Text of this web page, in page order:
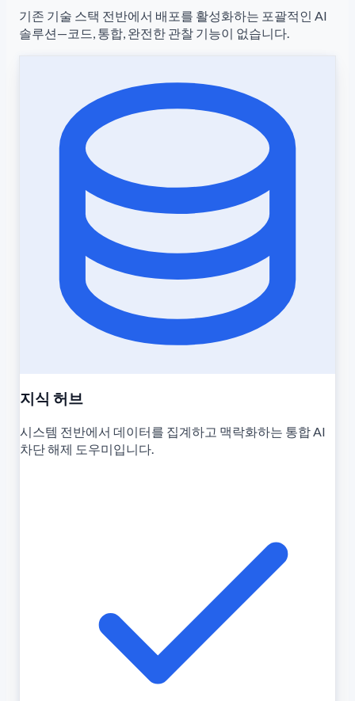
기존 기술 스택 전반에서 배포를 활성화하는 포괄적인 AI
솔루션—코드, 통합, 완전한 관찰 기능이 없습니다.
지식 허브
시스템 전반에서 데이터를 집계하고 맥락화하는 통합 AI
차단 해제 도우미입니다.